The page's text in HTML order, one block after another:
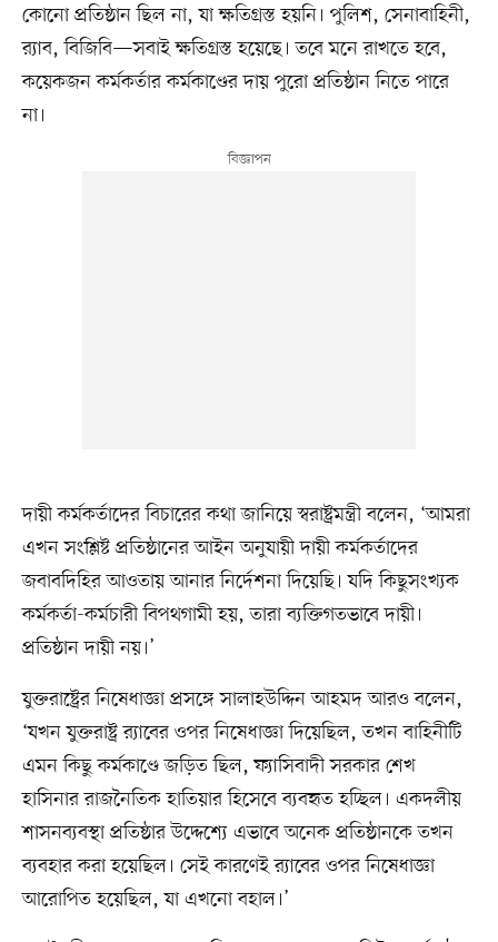
কোনো প্রতিষ্ঠান ছিল না, যা ক্ষতিগ্রস্ত হয়নি। পুলিশ, সেনাবাহিনী,
র‍্যাব, বিজিবি—সবাই ক্ষতিগ্রস্ত হয়েছে। তবে মনে রাখতে হবে,
কয়েকজন কর্মকর্তার কর্মকাণ্ডের দায় পুরো প্রতিষ্ঠান নিতে পারে
না।
দায়ী কর্মকর্তাদের বিচারের কথা জানিয়ে স্বরাষ্ট্রমন্ত্রী বলেন, ‘আমরা
এখন সংশ্লিষ্ট প্রতিষ্ঠানের আইন অনুযায়ী দায়ী কর্মকর্তাদের
জবাবদিহির আওতায় আনার নির্দেশনা দিয়েছি। যদি কিছুসংখ্যক
কর্মকর্তা-কর্মচারী বিপথগামী হয়, তারা ব্যক্তিগতভাবে দায়ী।
প্রতিষ্ঠান দায়ী নয়।’
যুক্তরাষ্ট্রের নিষেধাজ্ঞা প্রসঙ্গে সালাহউদ্দিন আহমদ আরও বলেন,
‘যখন যুক্তরাষ্ট্র র‍্যাবের ওপর নিষেধাজ্ঞা দিয়েছিল, তখন বাহিনীটি
এমন কিছু কর্মকাণ্ডে জড়িত ছিল, ফ্যাসিবাদী সরকার শেখ
হাসিনার রাজনৈতিক হাতিয়ার হিসেবে ব্যবহৃত হচ্ছিল। একদলীয়
শাসনব্যবস্থা প্রতিষ্ঠার উদ্দেশ্যে এভাবে অনেক প্রতিষ্ঠানকে তখন
ব্যবহার করা হয়েছিল। সেই কারণেই র‍্যাবের ওপর নিষেধাজ্ঞা
আরোপিত হয়েছিল, যা এখনো বহাল।’